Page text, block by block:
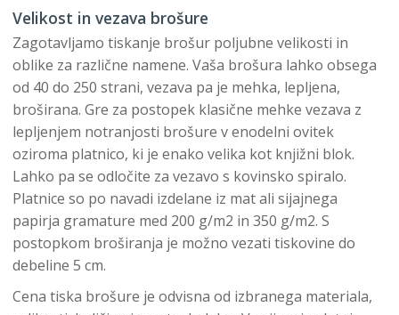
Velikost in vezava brošure
Zagotavljamo tiskanje brošur poljubne velikosti in
oblike za različne namene. Vaša brošura lahko obsega
od 40 do 250 strani, vezava pa je mehka, lepljena,
broširana. Gre za postopek klasične mehke vezava z
lepljenjem notranjosti brošure v enodelni ovitek
oziroma platnico, ki je enako velika kot knjižni blok.
Lahko pa se odločite za vezavo s kovinsko spiralo.
Platnice so po navadi izdelane iz mat ali sijajnega
papirja gramature med 200 g/m2 in 350 g/m2. S
postopkom broširanja je možno vezati tiskovine do
debeline 5 cm.
Cena tiska brošure je odvisna od izbranega materiala,